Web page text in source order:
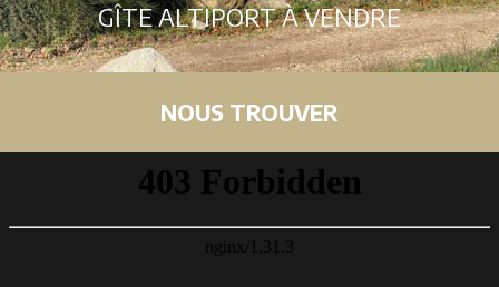
GÎTE ALTIPORT À VENDRE
NOUS TROUVER